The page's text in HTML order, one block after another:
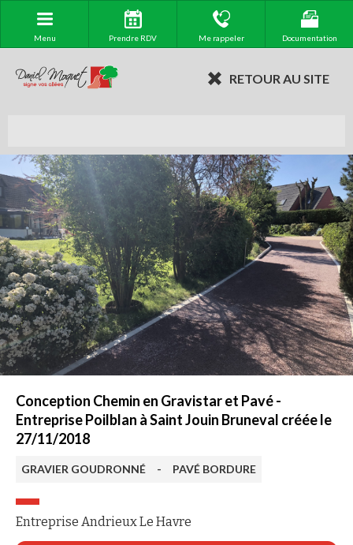
Menu Prendre RDV Me rappeler Documentation
RETOUR AU SITE
Conception Chemin en Gravistar et Pavé -
Entreprise Poilblan à Saint Jouin Bruneval créée le
27/11/2018
GRAVIER GOUDRONNÉ - PAVÉ BORDURE
Entreprise Andrieux Le Havre